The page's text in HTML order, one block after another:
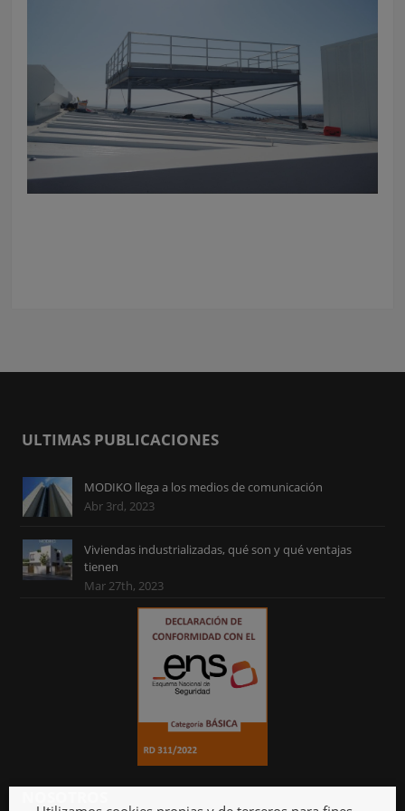
ULTIMAS PUBLICACIONES
MODIKO llega a los medios de comunicación
Abr 3rd, 2023
Viviendas industrializadas, qué son y qué ventajas
tienen
Mar 27th, 2023